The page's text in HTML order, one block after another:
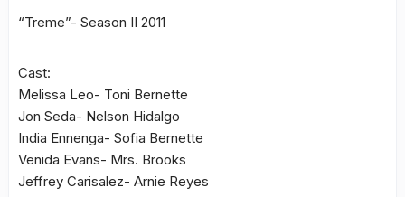
“Treme”- Season II 2011
Cast:
Melissa Leo- Toni Bernette
Jon Seda- Nelson Hidalgo
India Ennenga- Sofia Bernette
Venida Evans- Mrs. Brooks
Jeffrey Carisalez- Arnie Reyes